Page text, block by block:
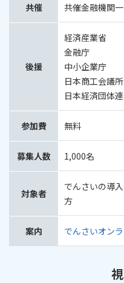
共催 共催金融機関
後援
経済産業省
金融庁
中小企業庁
日本商工会議所
日本経済団体
参加費 無料
募集人数 1,000名
対象者
でんさいの導
方
案内 でんさいオン